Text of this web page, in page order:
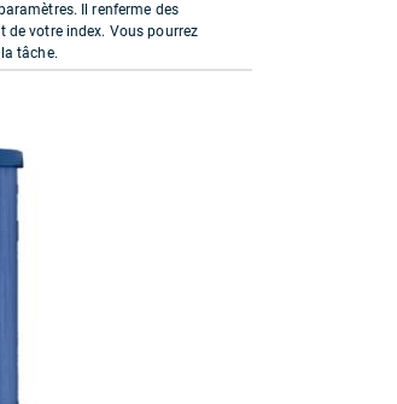
Il renferme des
votre index. Vous pourrez
tâche.